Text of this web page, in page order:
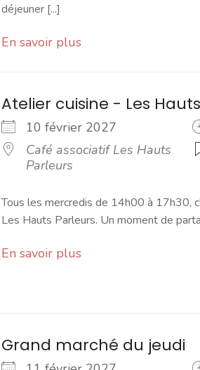
déjeuner [...]
En savoir plus
Atelier cuisine - Les
10 février 2027
Café associatif Les Hauts
Parleurs
Tous les mercredis de 14h00 à 17h30,
Les Hauts Parleurs. Un moment de
En savoir plus
Grand marché du jeudi